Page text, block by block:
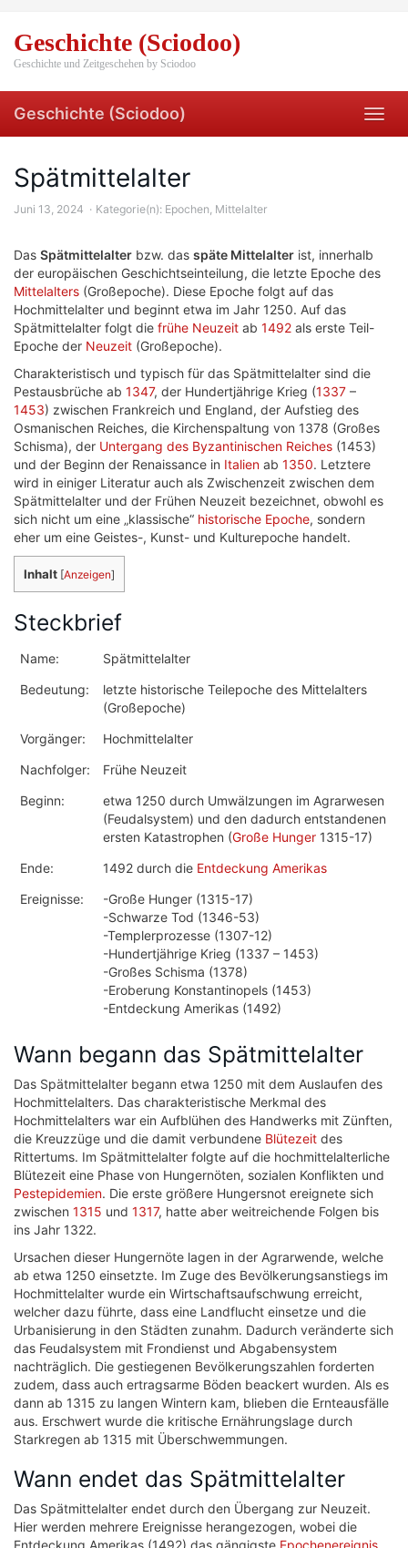
main
content
Geschichte (Sciodoo)
Geschichte und Zeitgeschehen by Sciodoo
Geschichte (Sciodoo)
Spätmittelalter
Juni 13, 2024 Kategorie(n): Epochen, Mittelalter
Das Spätmittelalter bzw. das späte Mittelalter ist, innerhalb
der europäischen Geschichtseinteilung, die letzte Epoche des
Mittelalters (Großepoche). Diese Epoche folgt auf das
Hochmittelalter und beginnt etwa im Jahr 1250. Auf das
Spätmittelalter folgt die frühe Neuzeit ab 1492 als erste Teil-
Epoche der Neuzeit (Großepoche).
Charakteristisch und typisch für das Spätmittelalter sind die
Pestausbrüche ab 1347, der Hundertjährige Krieg (1337 –
1453) zwischen Frankreich und England, der Aufstieg des
Osmanischen Reiches, die Kirchenspaltung von 1378 (Großes
Schisma), der Untergang des Byzantinischen Reiches (1453)
und der Beginn der Renaissance in Italien ab 1350. Letztere
wird in einiger Literatur auch als Zwischenzeit zwischen dem
Spätmittelalter und der Frühen Neuzeit bezeichnet, obwohl es
sich nicht um eine „klassische“ historische Epoche, sondern
eher um eine Geistes-, Kunst- und Kulturepoche handelt.
Inhalt [Anzeigen]
Steckbrief
Name:
Spätmittelalter
Bedeutung:
letzte historische Teilepoche des Mittelalters
(Großepoche)
Vorgänger:
Hochmittelalter
Nachfolger:
Frühe Neuzeit
Beginn:
etwa 1250 durch Umwälzungen im Agrarwesen
(Feudalsystem) und den dadurch entstandenen
ersten Katastrophen (Große Hunger 1315-17)
Ende:
1492 durch die Entdeckung Amerikas
Ereignisse:
-Große Hunger (1315-17)
-Schwarze Tod (1346-53)
-Templerprozesse (1307-12)
-Hundertjährige Krieg (1337 – 1453)
-Großes Schisma (1378)
-Eroberung Konstantinopels (1453)
-Entdeckung Amerikas (1492)
Wann begann das Spätmittelalter
Das Spätmittelalter begann etwa 1250 mit dem Auslaufen des
Hochmittelalters. Das charakteristische Merkmal des
Hochmittelalters war ein Aufblühen des Handwerks mit Zünften,
die Kreuzzüge und die damit verbundene Blütezeit des
Rittertums. Im Spätmittelalter folgte auf die hochmittelalterliche
Blütezeit eine Phase von Hungernöten, sozialen Konflikten und
Pestepidemien. Die erste größere Hungersnot ereignete sich
zwischen 1315 und 1317, hatte aber weitreichende Folgen bis
ins Jahr 1322.
Ursachen dieser Hungernöte lagen in der Agrarwende, welche
ab etwa 1250 einsetzte. Im Zuge des Bevölkerungsanstiegs im
Hochmittelalter wurde ein Wirtschaftsaufschwung erreicht,
welcher dazu führte, dass eine Landflucht einsetze und die
Urbanisierung in den Städten zunahm. Dadurch veränderte sich
das Feudalsystem mit Frondienst und Abgabensystem
nachträglich. Die gestiegenen Bevölkerungszahlen forderten
zudem, dass auch ertragsarme Böden beackert wurden. Als es
dann ab 1315 zu langen Wintern kam, blieben die Ernteausfälle
aus. Erschwert wurde die kritische Ernährungslage durch
Starkregen ab 1315 mit Überschwemmungen.
Wann endet das Spätmittelalter
Das Spätmittelalter endet durch den Übergang zur Neuzeit.
Hier werden mehrere Ereignisse herangezogen, wobei die
Entdeckung Amerikas (1492) das gängigste Epochenereignis